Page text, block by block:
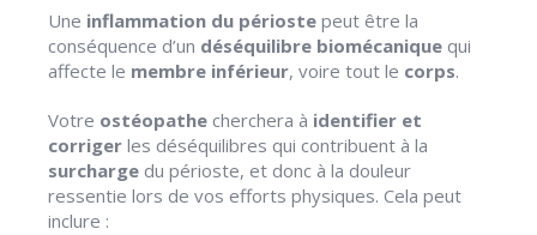
Une inflammation du périoste peut être la
conséquence d’un déséquilibre biomécanique qui
affecte le membre inférieur, voire tout le corps.
Votre ostéopathe cherchera à identifier et
corriger les déséquilibres qui contribuent à la
surcharge du périoste, et donc à la douleur
ressentie lors de vos efforts physiques. Cela peut
inclure :